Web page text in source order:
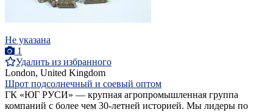
Не указана
1
Удалить из избранного
London, United Kingdom
Шрот подсолнечный и соевый оптом
ГК «ЮГ РУСИ» — крупная агропромышленная группа
компаний с более чем 30-летней историей. Мы лидеры по